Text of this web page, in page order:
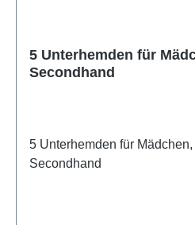
5 Unterhemden für
Secondhand
5 Unterhemden für Mädchen,
Secondhand